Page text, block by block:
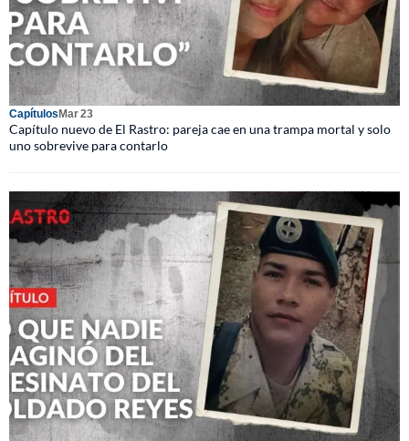
CapítulosMar 23
Capítulo nuevo de El Rastro: pareja cae en una trampa mortal y solo
uno sobrevive para contarlo